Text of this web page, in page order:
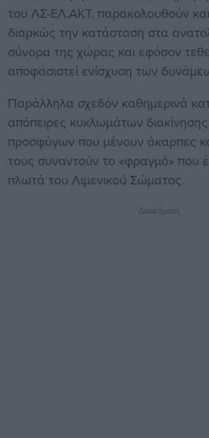
του ΛΣ-ΕΛ.ΑΚΤ. παρακολουθούν
διαρκώς την κατάσταση στα
σύνορα της χώρας και εφόσον
αποφασιστεί ενίσχυση των
Παράλληλα σχεδόν καθημερινά
απόπειρες κυκλωμάτων
προσφύγων που μένουν άκαρπες
τους συναντούν το «φραγμό» που
πλωτά του Λιμενικού Σώματος.
Διαφήμιση